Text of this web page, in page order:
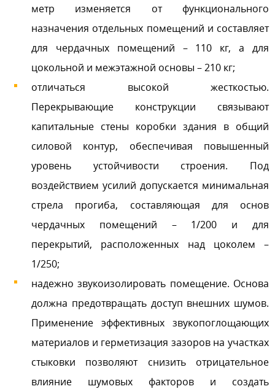
метр изменяется от функционального
назначения отдельных помещений и составляет
для чердачных помещений – 110 кг, а для
цокольной и межэтажной основы – 210 кг;
отличаться высокой жесткостью.
Перекрывающие конструкции связывают
капитальные стены коробки здания в общий
силовой контур, обеспечивая повышенный
уровень устойчивости строения. Под
воздействием усилий допускается минимальная
стрела прогиба, составляющая для основ
чердачных помещений – 1/200 и для
перекрытий, расположенных над цоколем –
1/250;
надежно звукоизолировать помещение. Основа
должна предотвращать доступ внешних шумов.
Применение эффективных звукопоглощающих
материалов и герметизация зазоров на участках
стыковки позволяют снизить отрицательное
влияние шумовых факторов и создать